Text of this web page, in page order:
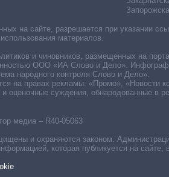
медиа – R40-05063
и охраняются законом.
которая публикуется на сайте,
на сайте, разрешается при указании
материалов.
и чиновников, размещенных на
ООО «ИА Слово и Дело».
народного контроля Слово и Дело».
на правах рекламы: «Промо», «Новости
оценочные суждения, обнародованные в